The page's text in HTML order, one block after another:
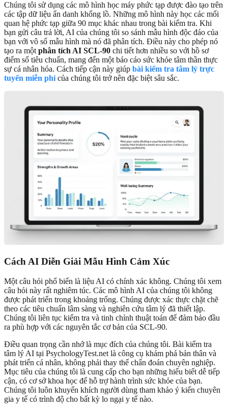
Chúng tôi sử dụng các mô hình học máy phức tạp được đào tạo trên
các tập dữ liệu ẩn danh khổng lồ. Những mô hình này học các mối
quan hệ phức tạp giữa 90 mục khác nhau trong bài kiểm tra. Khi
bạn gửi câu trả lời, AI của chúng tôi so sánh mẫu hình độc đáo của
bạn với vô số mẫu hình mà nó đã phân tích. Điều này cho phép nó
tạo ra một phân tích AI SCL-90 chi tiết hơn nhiều so với hồ sơ
điểm số tiêu chuẩn, mang đến một báo cáo sức khỏe tâm thần thực
sự cá nhân hóa. Cách tiếp cận này giúp bài kiểm tra tâm lý trực
tuyến miễn phícủa chúng tôi trở nên đặc biệt sâu sắc.
Cách AI Diễn Giải Mẫu Hình Cảm Xúc
Một câu hỏi phổ biến là liệu AI có chính xác không. Chúng tôi xem
câu hỏi này rất nghiêm túc. Các mô hình AI của chúng tôi không
được phát triển trong khoảng trống. Chúng được xác thực chặt chẽ
theo các tiêu chuẩn lâm sàng và nghiên cứu tâm lý đã thiết lập.
Chúng tôi liên tục kiểm tra và tinh chỉnh thuật toán để đảm bảo đầu
ra phù hợp với các nguyên tắc cơ bản của SCL-90.
Điều quan trọng cần nhớ là mục đích của chúng tôi. Bài kiểm tra
tâm lý AI tại PsychologyTest.net là công cụ khám phá bản thân và
phát triển cá nhân, không phải thay thế chẩn đoán chuyên nghiệp.
Mục tiêu của chúng tôi là cung cấp cho bạn những hiểu biết dễ tiếp
cận, có cơ sở khoa học để hỗ trợ hành trình sức khỏe của bạn.
Chúng tôi luôn khuyến khích người dùng tham khảo ý kiến chuyên
gia y tế có trình độ cho bất kỳ lo ngại y tế nào.